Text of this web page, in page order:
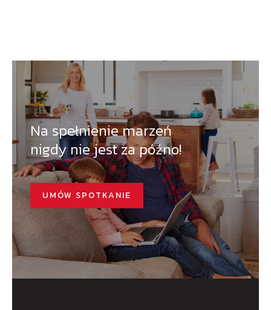
Na spełnienie marzeń
nigdy nie jest za późno!
UMÓW SPOTKANIE